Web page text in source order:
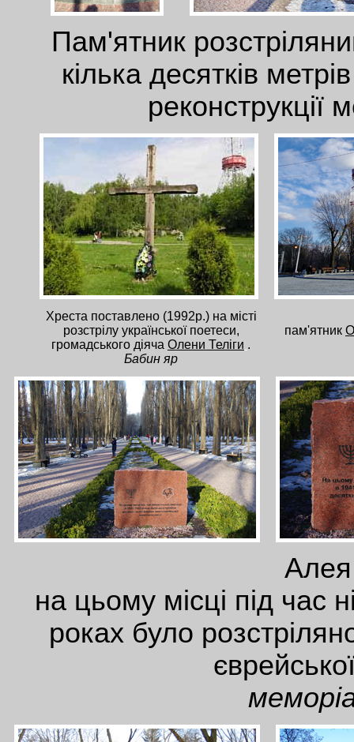
Пам'ятник
кілька десятків
Хреста поставлено (1992р.) на місті
розстрілу української поетеси,
громадського діяча Олени Теліги .
Бабин яр
пам'ятник
Алея
на цьому місці під час
роках було